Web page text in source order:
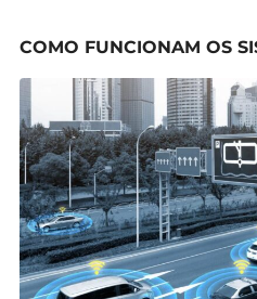
COMO FUNCIONAM OS